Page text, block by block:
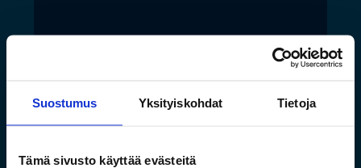
Suostumus Yksityiskohdat Tietoja
Tämä sivusto käyttää evästeitä
sopivat ilmastoidut ja
kestävät säilytysratkaisut